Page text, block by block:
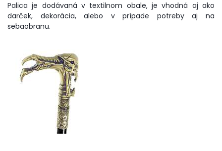
Palica je dodávaná v textilnom obale, je vhodná aj ako
darček, dekorácia, alebo v prípade potreby aj na
sebaobranu.